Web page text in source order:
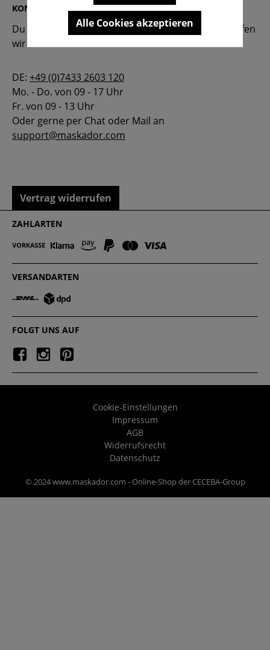
KONTAKT
Du hast eine Frage oder benötigst Hilfe? Gerne helfen
wir dir weiter.
DE: +49 (0)7433 2603 120
Mo. - Do. von 09 - 17 Uhr
Fr. von 09 - 13 Uhr
Oder gerne per Chat oder Mail an
support@maskador.com
Vertrag widerrufen
ZAHLARTEN
VERSANDARTEN
FOLGT UNS AUF
Cookie-Einstellungen
Impressum
AGB
Widerrufsrecht
Datenschutz
© 2024 www.maskador.com - Online-Shop der CECEBA-Group
Alle Cookies akzeptieren